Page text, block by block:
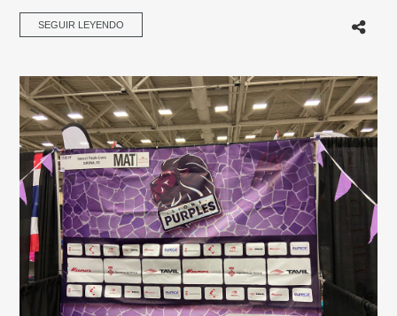
SEGUIR LEYENDO